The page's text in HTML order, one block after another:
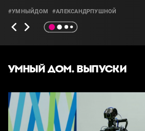
#УМНЫЙДОМ #АЛЕКСАНДРПУШНОЙ
УМНЫЙ ДОМ. ВЫПУСКИ